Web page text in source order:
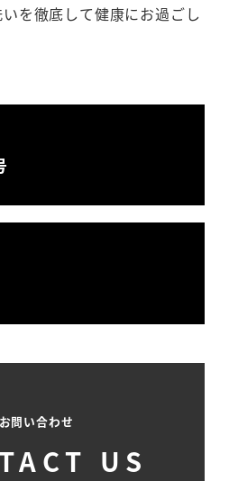
を徹底して健康にお過ごし
お問い合わせ
US